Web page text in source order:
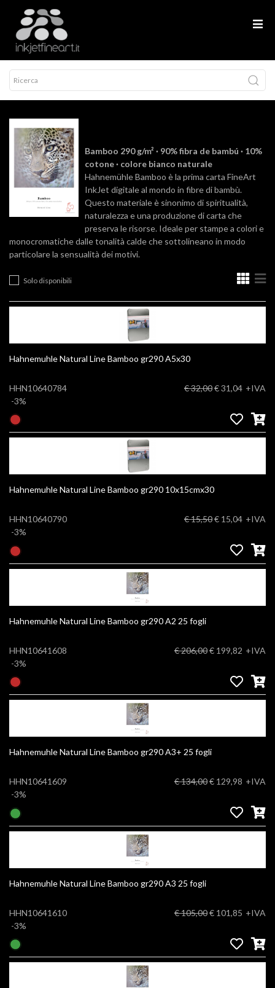
Bamboo 290 g/m² · 90% fibra de bambú · 10%
cotone · colore bianco naturale
Hahnemühle Bamboo è la prima carta FineArt
InkJet digitale al mondo in fibre di bambù.
Questo materiale è sinonimo di spiritualità,
naturalezza e una produzione di carta che
preserva le risorse. Ideale per stampe a colori e
monocromatiche dalle tonalità calde che sottolineano in modo
particolare la sensualità dei motivi.
Solo disponibili
Hahnemuhle Natural Line Bamboo gr290 A5x30
HHN10640784
-3%
€ 32,00€ 31,04 +IVA
Hahnemuhle Natural Line Bamboo gr290 10x15cmx30
HHN10640790
-3%
€ 15,50€ 15,04 +IVA
Hahnemuhle Natural Line Bamboo gr290 A2 25 fogli
HHN10641608
-3%
€ 206,00€ 199,82 +IVA
Hahnemuhle Natural Line Bamboo gr290 A3+ 25 fogli
HHN10641609
-3%
€ 134,00€ 129,98 +IVA
Hahnemuhle Natural Line Bamboo gr290 A3 25 fogli
HHN10641610
-3%
€ 105,00€ 101,85 +IVA